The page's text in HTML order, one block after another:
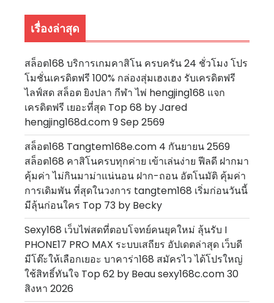
เรื่องล่าสุด
สล็อต168 บริการเกมคาสิโน ครบครัน 24 ชั่วโมง โปร
โมชั่นเครดิตฟรี 100% กล่องสุ่มเฮงเฮง รับเครดิตฟรี
ไลฟ์สด สล็อต ยิงปลา กีฬา ไพ่ hengjing168 แจก
เครดิตฟรี เยอะที่สุด Top 68 by Jared
hengjing168d.com 9 Sep 2569
สล็อต168 Tangtem168e.com 4 กันยายน 2569
สล็อต168 คาสิโนครบทุกค่าย เข้าเล่นง่าย ฟีลดี ฝากมา
คุ้มค่า ไม่กินมาม่าแน่นอน ฝาก-ถอน อัตโนมัติ คุ้มค่า
การเดิมพัน ที่สุดในวงการ tangtem168 เริ่มก่อนวันนี้
มีลุ้นก่อนใคร Top 73 by Becky
Sexy168 เว็บไพ่สดที่ตอบโจทย์คนยุคใหม่ ลุ้นรับ I
PHONE17 PRO MAX ระบบเสถียร อัปเดตล่าสุด เว็บดี
มีโต๊ะให้เลือกเยอะ บาคาร่า168 สมัครไว ได้โปรใหญ่
ใช้สิทธิ์ทันใจ Top 62 by Beau sexy168c.com 30
สิงหา 2026